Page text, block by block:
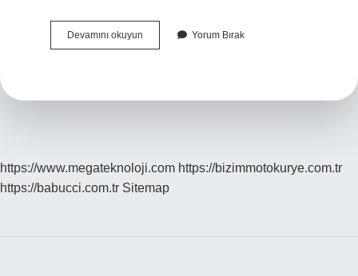
Devamını okuyun
Şehirleri
Yorum Bırak
https://www.megateknoloji.com https://bizimmotokurye.com.tr
https://babucci.com.tr Sitemap